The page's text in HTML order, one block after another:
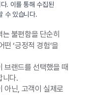
. 이를 통해 수집된
수 있습니다.
불편함을 단순히
‘긍정적 경험’을
브랜드를 선택했을 때
니다.
아닌, 고객이 실제로